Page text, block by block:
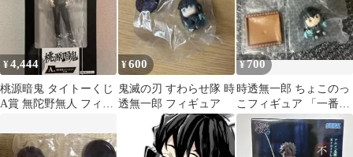
¥4,444
桃源暗鬼 タイトーくじ
A賞 無陀野無人 フィギ
¥600
鬼滅の刃 すわらせ隊 時
透無一郎 フィギュア
¥700
時透無一郎 ちょこのっ
こフィギュア 「一番く
じ 鬼滅の刃～姉の仇
～」